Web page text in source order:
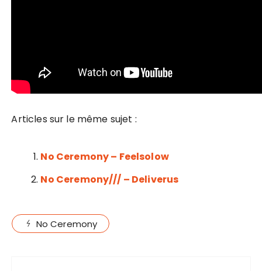
Articles sur le même sujet :
No Ceremony – Feelsolow
No Ceremony/// – Deliverus
No Ceremony